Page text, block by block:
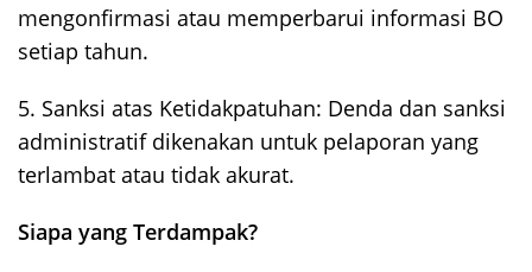
mengonfirmasi atau memperbarui informasi BO
setiap tahun.
5. Sanksi atas Ketidakpatuhan: Denda dan sanksi
administratif dikenakan untuk pelaporan yang
terlambat atau tidak akurat.
Siapa yang Terdampak?